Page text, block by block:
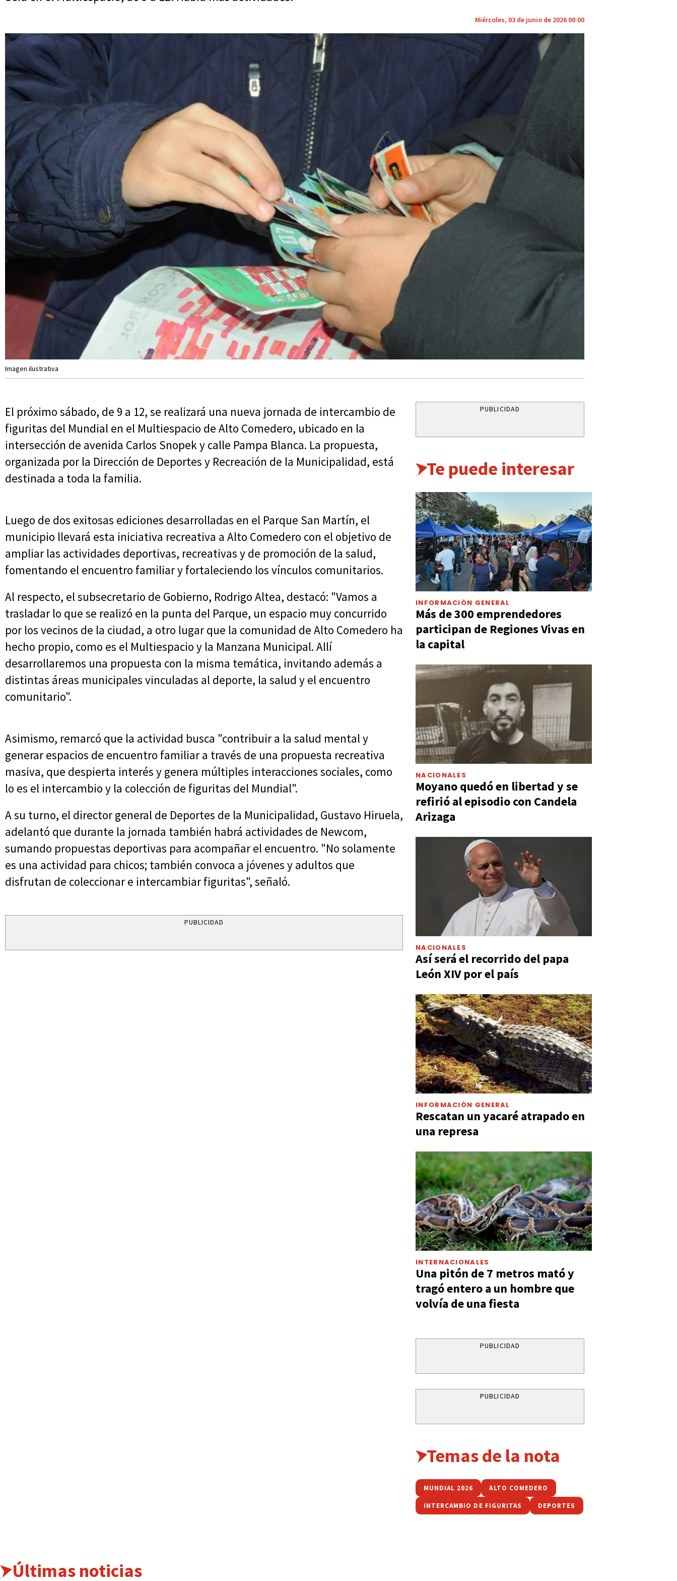
Miércoles, 03 de junio de 2026 00:00
Imagen ilustrativa
El próximo sábado, de 9 a 12, se realizará una nueva jornada de intercambio de
figuritas del Mundial en el Multiespacio de Alto Comedero, ubicado en la
intersección de avenida Carlos Snopek y calle Pampa Blanca. La propuesta,
organizada por la Dirección de Deportes y Recreación de la Municipalidad, está
destinada a toda la familia.
Luego de dos exitosas ediciones desarrolladas en el Parque San Martín, el
municipio llevará esta iniciativa recreativa a Alto Comedero con el objetivo de
ampliar las actividades deportivas, recreativas y de promoción de la salud,
fomentando el encuentro familiar y fortaleciendo los vínculos comunitarios.
Al respecto, el subsecretario de Gobierno, Rodrigo Altea, destacó: "Vamos a
trasladar lo que se realizó en la punta del Parque, un espacio muy concurrido
por los vecinos de la ciudad, a otro lugar que la comunidad de Alto Comedero ha
hecho propio, como es el Multiespacio y la Manzana Municipal. Allí
desarrollaremos una propuesta con la misma temática, invitando además a
distintas áreas municipales vinculadas al deporte, la salud y el encuentro
comunitario".
Asimismo, remarcó que la actividad busca "contribuir a la salud mental y
generar espacios de encuentro familiar a través de una propuesta recreativa
masiva, que despierta interés y genera múltiples interacciones sociales, como
lo es el intercambio y la colección de figuritas del Mundial".
A su turno, el director general de Deportes de la Municipalidad, Gustavo Hiruela,
adelantó que durante la jornada también habrá actividades de Newcom,
sumando propuestas deportivas para acompañar el encuentro. "No solamente
es una actividad para chicos; también convoca a jóvenes y adultos que
disfrutan de coleccionar e intercambiar figuritas", señaló.
PUBLICIDAD
PUBLICIDAD
Te puede interesar
INFORMACIÓN GENERAL
Más de 300 emprendedores
participan de Regiones Vivas en
la capital
NACIONALES
Moyano quedó en libertad y se
refirió al episodio con Candela
Arizaga
NACIONALES
Así será el recorrido del papa
León XIV por el país
INFORMACIÓN GENERAL
Rescatan un yacaré atrapado en
una represa
INTERNACIONALES
Una pitón de 7 metros mató y
tragó entero a un hombre que
volvía de una fiesta
PUBLICIDAD
PUBLICIDAD
Temas de la nota
MUNDIAL 2026 ALTO COMEDERO
INTERCAMBIO DE FIGURITAS DEPORTES
Últimas noticias